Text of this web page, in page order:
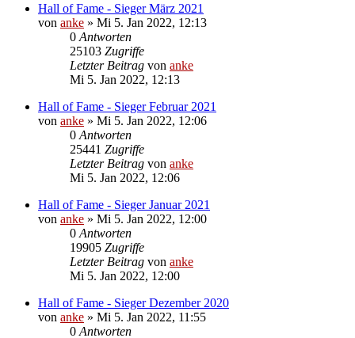
Hall of Fame - Sieger März 2021
von anke » Mi 5. Jan 2022, 12:13
0 Antworten
25103 Zugriffe
Letzter Beitrag von anke
Mi 5. Jan 2022, 12:13
Hall of Fame - Sieger Februar 2021
von anke » Mi 5. Jan 2022, 12:06
0 Antworten
25441 Zugriffe
Letzter Beitrag von anke
Mi 5. Jan 2022, 12:06
Hall of Fame - Sieger Januar 2021
von anke » Mi 5. Jan 2022, 12:00
0 Antworten
19905 Zugriffe
Letzter Beitrag von anke
Mi 5. Jan 2022, 12:00
Hall of Fame - Sieger Dezember 2020
von anke » Mi 5. Jan 2022, 11:55
0 Antworten